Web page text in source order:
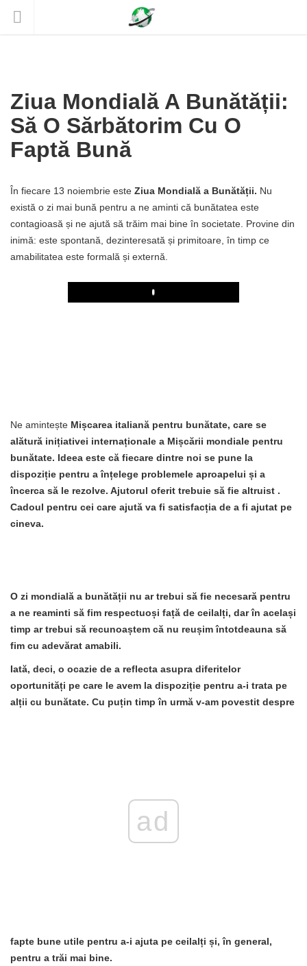
Ziua Mondială A Bunătății:
Să O Sărbătorim Cu O
Faptă Bună
În fiecare 13 noiembrie este Ziua Mondială a Bunătății. Nu
există o zi mai bună pentru a ne aminti că bunătatea este
contagioasă și ne ajută să trăim mai bine în societate. Provine din
inimă: este spontană, dezinteresată și primitoare, în timp ce
amabilitatea este formală și externă.
Play
Ne amintește Mișcarea italiană pentru bunătate, care se
alătură inițiativei internaționale a Mișcării mondiale pentru
bunătate. Ideea este că fiecare dintre noi se pune la
dispoziție pentru a înțelege problemele aproapelui și a
încerca să le rezolve. Ajutorul oferit trebuie să fie altruist .
Cadoul pentru cei care ajută va fi satisfacția de a fi ajutat pe
cineva.
O zi mondială a bunătății nu ar trebui să fie necesară pentru
a ne reaminti să fim respectuoși față de ceilalți, dar în același
timp ar trebui să recunoaștem că nu reușim întotdeauna să
fim cu adevărat amabili.
Iată, deci, o ocazie de a reflecta asupra diferitelor
oportunități pe care le avem la dispoziție pentru a-i trata pe
alții cu bunătate. Cu puțin timp în urmă v-am povestit despre
ad
fapte bune utile pentru a-i ajuta pe ceilalți și, în general,
pentru a trăi mai bine.